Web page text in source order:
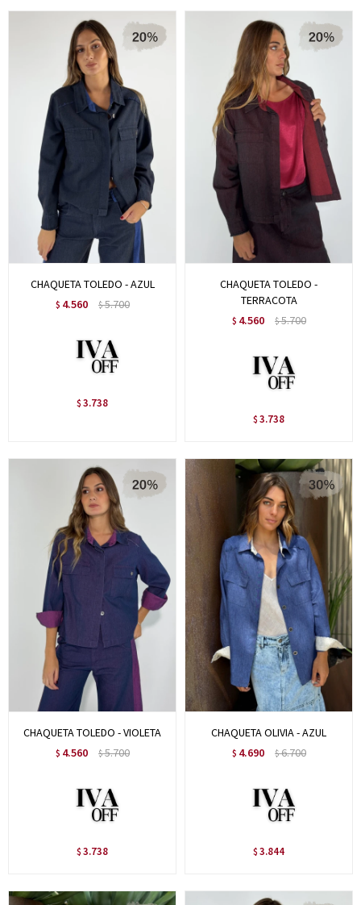
CHAQUETA TOLEDO - AZUL
$ 4.560 $5.700
$ 3.738
CHAQUETA TOLEDO -
TERRACOTA
$ 4.560 $5.700
$ 3.738
CHAQUETA TOLEDO - VIOLETA
$ 4.560 $5.700
$ 3.738
CHAQUETA OLIVIA - AZUL
$ 4.690 $6.700
$ 3.844